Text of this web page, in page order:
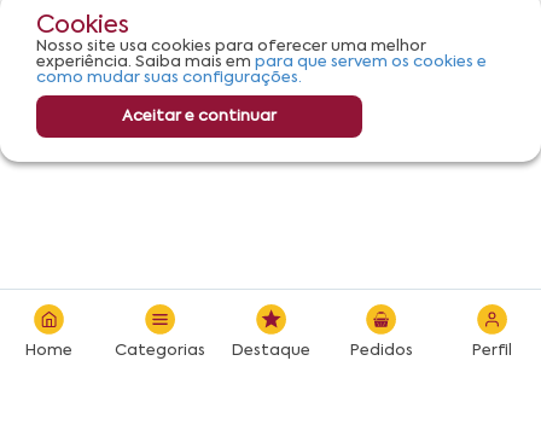
Cookies
Nosso site usa cookies para oferecer uma melhor
experiência. Saiba mais em para que servem os cookies e
como mudar suas configurações.
Aceitar e continuar
Home Categorias Destaque Pedidos Perfil
você possa realizar suas compras com tranquilidade. A
privacidade e a segurança dos clientes são compromissos da
Farmácias Permanente. Todos os pedidos efetuados estão
sujeitos à confirmação da disponibilidade de produto em nosso
estoque.